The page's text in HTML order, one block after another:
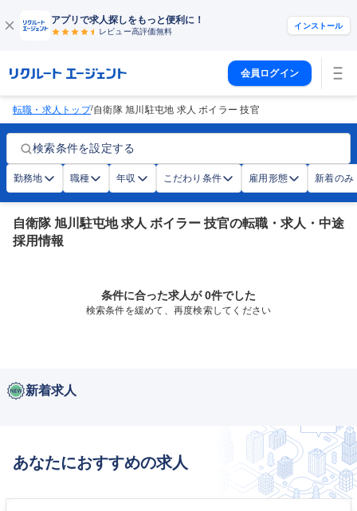
アプリで求人探しをもっと便利に！
レビュー高評価無料
インストール
会員ログイン
転職・求人トップ/自衛隊 旭川駐屯地 求人 ボイラー 技官
検索条件を設定する
勤務地 職種 年収 こだわり条件 雇用形態 新着のみ
自衛隊 旭川駐屯地 求人 ボイラー 技官の転職・求人・中途
採用情報
条件に合った求人が 0件でした
検索条件を緩めて、再度検索してください
新着求人
あなたにおすすめの求人